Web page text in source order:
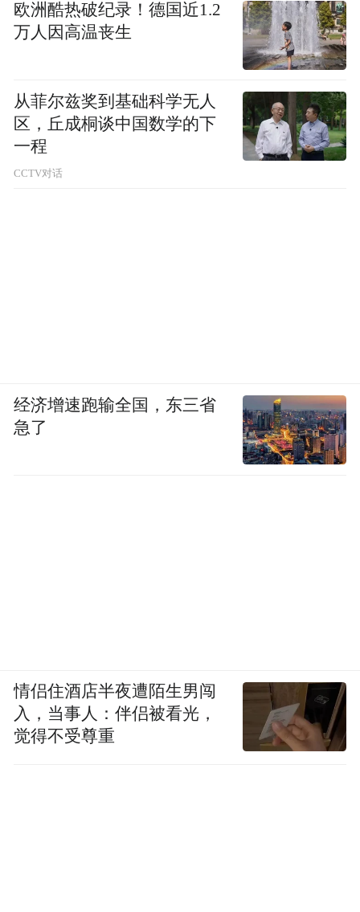
“特别声明：以上作品内容(包括在内的视频、图片或音
频)为凤凰网旗下自媒体平台“大风号”用户上传并发
布，本平台仅提供信息存储空间服务。
pictures and audios if any) is uploaded and posted
by the user of Dafeng Hao, which is a social media
platform and merely provides information storage
space services.”
欧洲酷热破纪录！德国近1.2
万人因高温丧生
从菲尔兹奖到基础科学无人
区，丘成桐谈中国数学的下
一程
CCTV对话
经济增速跑输全国，东三省
急了
情侣住酒店半夜遭陌生男闯
入，当事人：伴侣被看光，
觉得不受尊重